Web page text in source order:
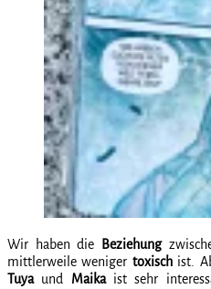
Wir haben die Beziehung
mittlerweile weniger toxischist.
Tuyaund Maikaist sehr